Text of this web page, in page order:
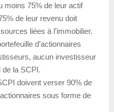
moins 75% de leur actif
de leur revenu doit
liées à l’immobilier.
d’actionnaires
aucun investisseur
de la SCPI.
doivent verser 90% de
sous forme de